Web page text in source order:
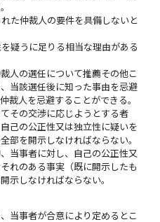
た仲裁人の要件を具備しないと
疑うに足りる相当な理由がある
人の選任について推薦その他こ
当該選任後に知った事由を忌避
裁人を忌避することができる。
その交渉に応じようとする者
己の公正性又は独立性に疑いを
部を開示しなければならない。
当事者に対し、自己の公正性又
れのある事実（既に開示したも
示しなければならない。
当事者が合意により定めるとこ